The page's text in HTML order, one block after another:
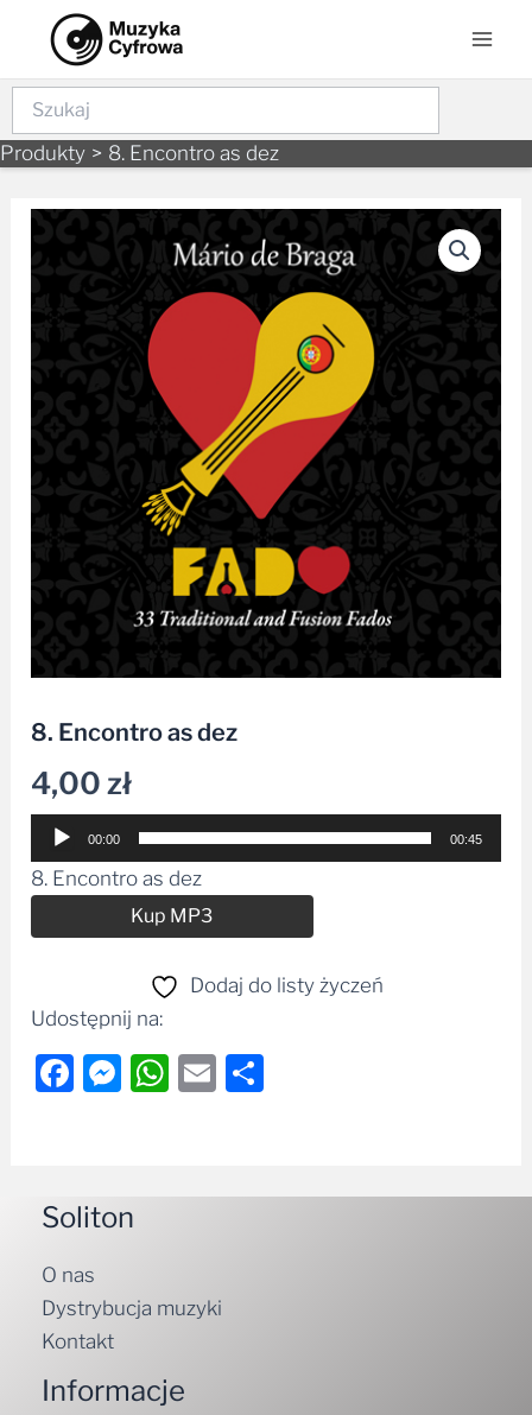
content
Szukaj
Produkty 8. Encontro as dez
8. Encontro as dez
4,00zł
Odtwarzacz
plików
dźwiękowych
00:00 00:45
8. Encontro as dez
Kup MP3
Dodaj do listy życzeń
Udostępnij na:
Facebook
Messenger
WhatsApp
Email
Soliton
O nas
Dystrybucja muzyki
Kontakt
Informacje